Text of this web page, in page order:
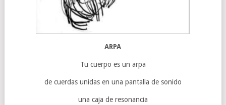
ARPA
Tu cuerpo es un arpa
de cuerdas unidas en una pantalla de sonido
una caja de resonancia